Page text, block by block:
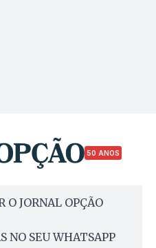
50 ANOS
O JORNAL OPÇÃO
NO SEU WHATSAPP